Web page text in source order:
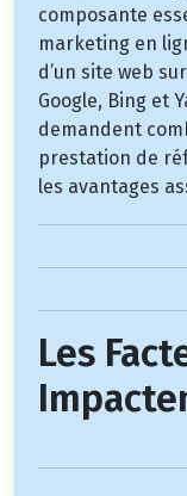
composante
marketing en
d’un site web
Google, Bing et
demandent
prestation de
les avantages
Les